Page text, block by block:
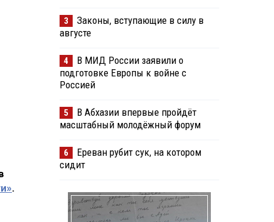
.
3
Законы, вступающие в силу в
августе
4
В МИД России заявили о
подготовке Европы к войне с
Россией
5
В Абхазии впервые пройдёт
масштабный молодёжный форум
6
Ереван рубит сук, на котором
сидит